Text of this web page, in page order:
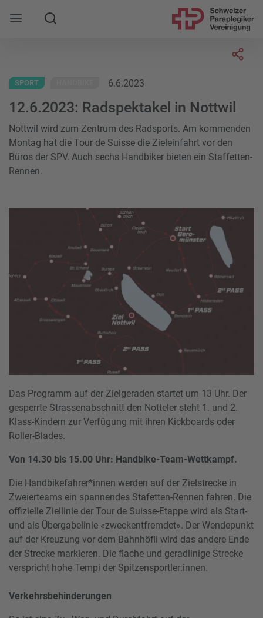
Mobile Navigation öffnen
Suche
SPORT 6.6.2023
12.6.2023: Radspektakel in Nottwil
Nottwil wird zum Zentrum des Radsports. Am kommenden
Montag hat die Tour de Suisse die Zieleinfahrt vor den
Büros der SPV. Auch sechs Handbiker bieten ein Staffetten-
Rennen.
Das Programm auf der Zielgeraden startet um 13 Uhr. Der
gesperrte Strassenabschnitt den Notteler steht 1. und 2.
Klass-Kindern zur Verfügung mit ihren Kickboards oder
Roller-Blades.
Von 14.30 bis 15.00 Uhr: Handbike-Team-Wettkampf.
Die Handbikefahrer*innen werden auf der Zielstrecke in
Zweierteams ein spannendes Stafetten-Rennen fahren. Die
offizielle Ziellinie der Tour de Suisse-Etappe wird als Start-
und als Übergabelinie «zweckentfremdet». Der Wendepunkt
auf der Kreuzung vor dem Bahnhöfli wird das andere Ende
der Strecke markieren. Die flache und geradlinige Strecke
verspricht hohe Tempi der Spitzensportler:innen.
Verkehrsbehinderungen